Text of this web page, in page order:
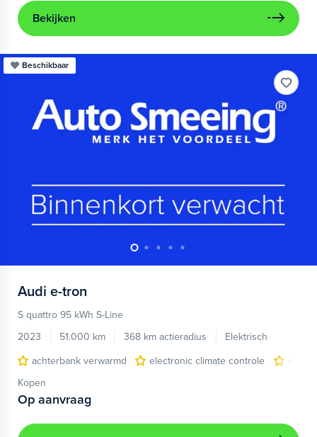
Bekijken
Beschikbaar
Audi e-tron
S quattro 95 kWh S-Line
2023
51.000 km 368 km actieradius
Elektrisch
achterbank verwarmd
electronic climate controle
Kopen
Op aanvraag